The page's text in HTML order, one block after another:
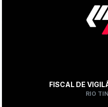
FISCAL DE
RIO